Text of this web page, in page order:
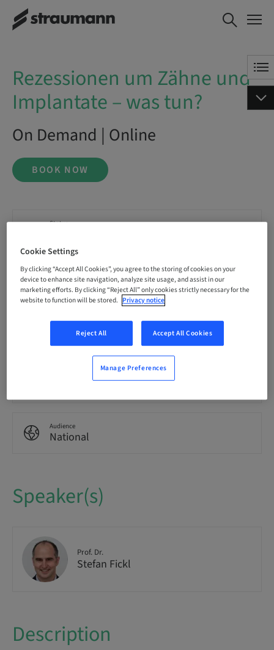
Rezessionen um Zähne und
Implantate – was tun?
BOOK NOW
Rezessionen um Zähne und
Implantate – was tun?
On Demand | Online
BOOK NOW
Status
Language
German
Points
0.00 Points
eLearning
Audience
National
Speaker(s)
Prof. Dr.
Stefan Fickl
Description
Cookie Settings
By clicking “Accept All Cookies”, you agree to the storing of cookies on your
device to enhance site navigation, analyze site usage, and assist in our
marketing efforts. By clicking “Reject All” only cookies strictly necessary for the
website to function will be stored. Privacy notice
Reject All Accept All Cookies
Manage Preferences